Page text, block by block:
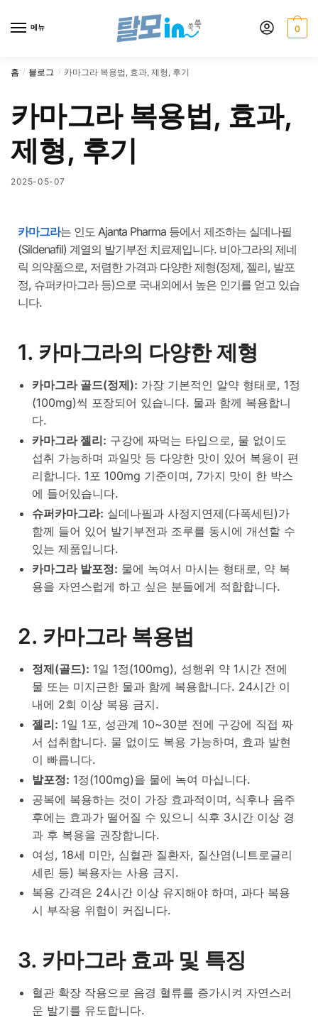
메뉴 0
홈 / 블로그 / 카마그라 복용법, 효과, 제형, 후기
카마그라 복용법, 효과,
제형, 후기
2025-05-07
카마그라는 인도 Ajanta Pharma 등에서 제조하는 실데나필
(Sildenafil) 계열의 발기부전 치료제입니다. 비아그라의 제네
릭 의약품으로, 저렴한 가격과 다양한 제형(정제, 젤리, 발포
정, 슈퍼카마그라 등)으로 국내외에서 높은 인기를 얻고 있습
니다.
1. 카마그라의 다양한 제형
카마그라 골드(정제): 가장 기본적인 알약 형태로, 1정
(100mg)씩 포장되어 있습니다. 물과 함께 복용합니
다.
카마그라 젤리: 구강에 짜먹는 타입으로, 물 없이도
섭취 가능하며 과일맛 등 다양한 맛이 있어 복용이 편
리합니다. 1포 100mg 기준이며, 7가지 맛이 한 박스
에 들어있습니다.
슈퍼카마그라: 실데나필과 사정지연제(다폭세틴)가
함께 들어 있어 발기부전과 조루를 동시에 개선할 수
있는 제품입니다.
카마그라 발포정: 물에 녹여서 마시는 형태로, 약 복
용을 자연스럽게 하고 싶은 분들에게 적합합니다.
2. 카마그라 복용법
정제(골드): 1일 1정(100mg), 성행위 약 1시간 전에
물 또는 미지근한 물과 함께 복용합니다. 24시간 이
내에 2회 이상 복용 금지.
젤리: 1일 1포, 성관계 10~30분 전에 구강에 직접 짜
서 섭취합니다. 물 없이도 복용 가능하며, 효과 발현
이 빠릅니다.
발포정: 1정(100mg)을 물에 녹여 마십니다.
공복에 복용하는 것이 가장 효과적이며, 식후나 음주
후에는 효과가 떨어질 수 있으니 식후 3시간 이상 경
과 후 복용을 권장합니다.
여성, 18세 미만, 심혈관 질환자, 질산염(니트로글리
세린 등) 복용자는 사용 금지.
복용 간격은 24시간 이상 유지해야 하며, 과다 복용
시 부작용 위험이 커집니다.
3. 카마그라 효과 및 특징
혈관 확장 작용으로 음경 혈류를 증가시켜 자연스러
운 발기를 유도합니다.